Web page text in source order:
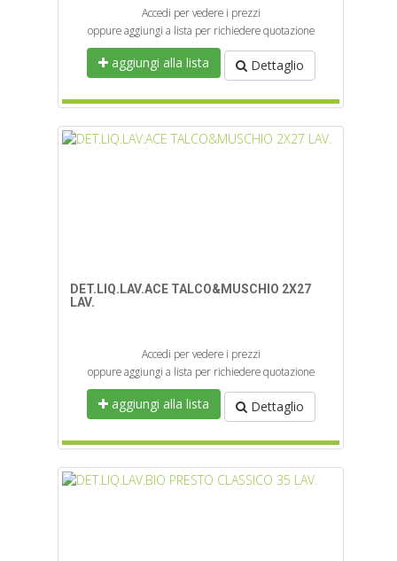
Accedi per vedere i prezzi
oppure aggiungi a lista per richiedere quotazione
aggiungi alla lista Dettaglio
DET.LIQ.LAV.ACE TALCO&MUSCHIO 2X27
LAV.
Accedi per vedere i prezzi
oppure aggiungi a lista per richiedere quotazione
aggiungi alla lista Dettaglio